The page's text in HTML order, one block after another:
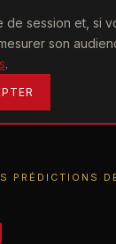
de session et, si
son
.
PRÉDICTIONS